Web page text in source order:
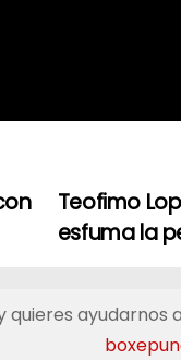
Teofimo
esfuma la